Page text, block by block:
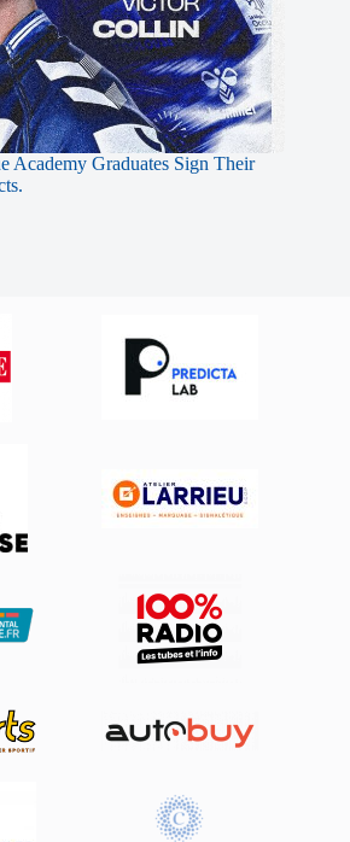
Academy Graduates Sign Their